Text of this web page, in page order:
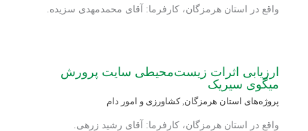
واقع در استان هرمزگان، کارفرما: آقای محمدمهدی سزیده.
ارزیابی اثرات زیست‌محیطی سایت پرورش
میگوی سیریک
پروژه‌های استان هرمزگان, کشاورزی و امور دام
واقع در استان هرمزگان، کارفرما: آقای رشید زرهی.